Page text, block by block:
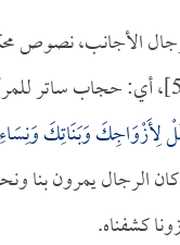
الأجانب، نصوص
[الأحزاب:53]، أي: حجاب
قُلْ لِأَزْوَاجِكَ وَبَنَاتِكَ
الرجال يمرون بنا
كشفناه.